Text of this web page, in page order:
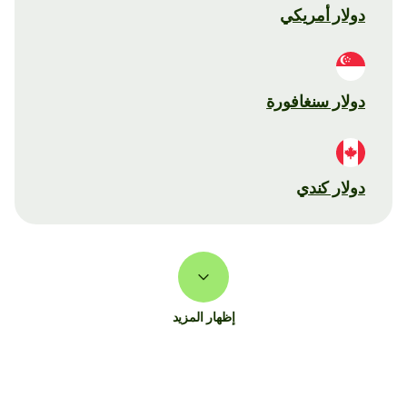
دولار أمريكي
دولار سنغافورة
دولار كندي
إظهار المزيد